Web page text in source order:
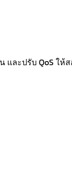
และปรับ QoS ใ